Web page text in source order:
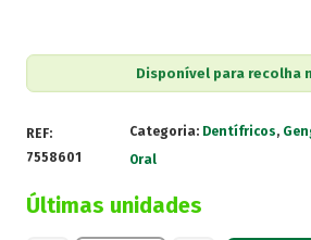
Disponível para recolha
REF:
7558601
Categoria: Dentífricos,
Oral
Últimas unidades